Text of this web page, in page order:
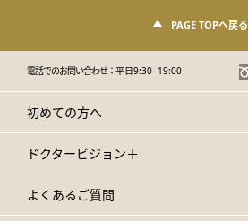
PAGE TOPへ戻る
電話でのお問い合わせ：平日9:30- 19:00
初めての方へ
ドクタービジョン＋
よくあるご質問